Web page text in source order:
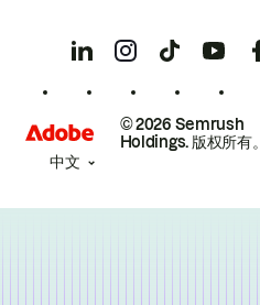
© 2026 Semrush
Holdings. 版权所有。
中文